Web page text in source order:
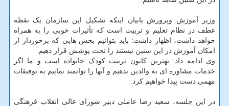
وزیر آموزش وپرورش بابیان اینکه تشکیل این سازمان یک نقطه
عطف در نظام تعلیم و تربیت است که تأثیرات خوبی را به همراه
خواهد داشت، اظهار داشت: باید بتوانیم بخش هایی که برخوردار از
امکان آموزش در این سنین نیستند را تحت پوشش قرار دهیم.
وی ادامه داد: بهترین کانون تربیت کودک خانواده است و ما اگر
خدمات مشاوره ای به والدین بدهیم و آنها را توانمند نماییم به توفیقات
مهمی دست پیدا خواهیم کرد.
در این جلسه، سعید رضا عاملی دبیر شورای عالی انقلاب فرهنگی